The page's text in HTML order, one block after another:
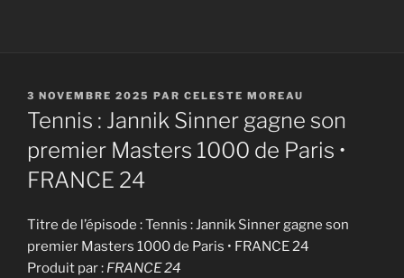
PUBLIÉ
LE
3 NOVEMBRE 2025 PAR CELESTE MOREAU
Tennis : Jannik Sinner gagne son
premier Masters 1000 de Paris •
FRANCE 24
Titre de l’épisode : Tennis : Jannik Sinner gagne son
premier Masters 1000 de Paris • FRANCE 24
Produit par : FRANCE 24